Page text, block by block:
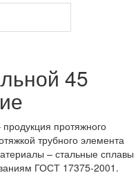
45
протяжного
трубного элемента
– стальные сплавы
ГОСТ 17375-2001.